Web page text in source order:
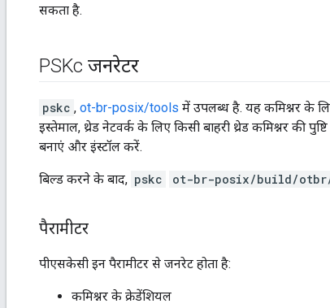
सकता है.
PSKc जनरेटर
pskc , ot-br-posix/tools में उपलब्ध है. यह कमिश्नर के
इस्तेमाल, थ्रेड नेटवर्क के लिए किसी बाहरी थ्रेड कमिश्नर की
बनाएं और इंस्टॉल करें.
बिल्ड करने के बाद, pskc ot-br-posix/build/
पैरामीटर
पीएसकेसी इन पैरामीटर से जनरेट होता है:
कमिश्नर के क्रेडेंशियल